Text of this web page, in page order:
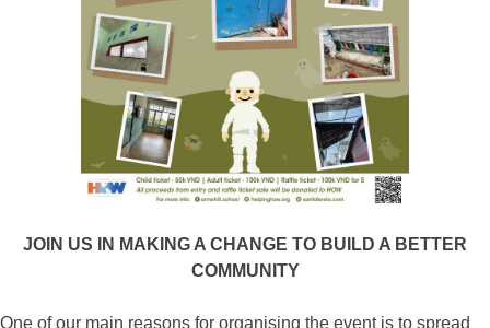
JOIN US IN MAKING A CHANGE TO BUILD A BETTER
COMMUNITY
One of our main reasons for organising the event is to spread